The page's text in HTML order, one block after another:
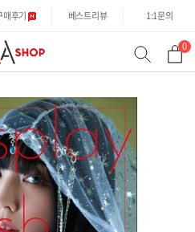
매후기 베스트리뷰 1:1문의
0